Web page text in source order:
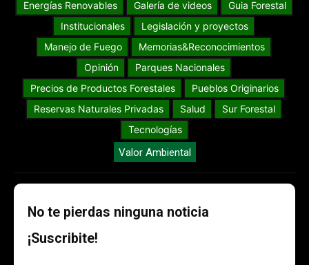
Energías Renovables
Galería de videos
Guia Forestal
Institucionales
Legislación y proyectos
Manejo de Fuego
Memorias&Reconocimientos
Opinión
Parques Nacionales
Precios de Productos Forestales
Pueblos Originarios
Reservas Naturales Privadas
Salud
Sur Forestal
Tecnologías
Valor Ambiental
No te pierdas ninguna noticia
¡Suscribite!